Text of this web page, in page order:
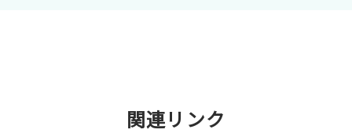
関連リンク